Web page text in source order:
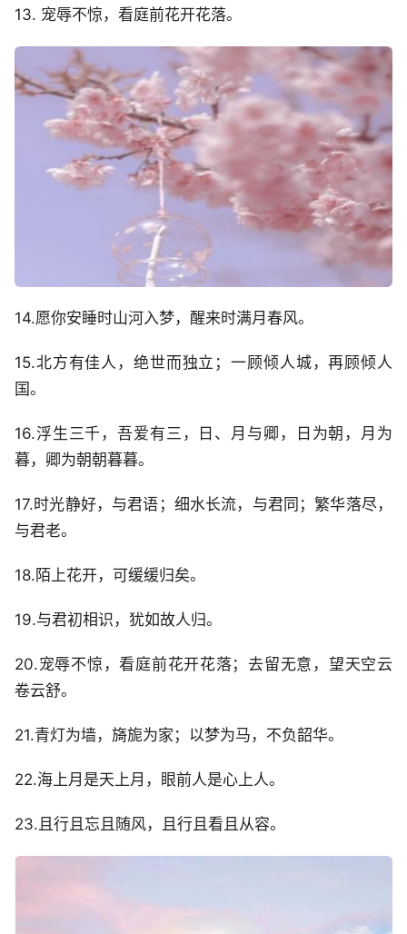
13. 宠辱不惊，看庭前花开花落。
14.愿你安睡时山河入梦，醒来时满月春风。
15.北方有佳人，绝世而独立；一顾倾人城，再顾倾人
国。
16.浮生三千，吾爱有三，日、月与卿，日为朝，月为
暮，卿为朝朝暮暮。
17.时光静好，与君语；细水长流，与君同；繁华落尽，
与君老。
18.陌上花开，可缓缓归矣。
19.与君初相识，犹如故人归。
20.宠辱不惊，看庭前花开花落；去留无意，望天空云
卷云舒。
21.青灯为墙，旖旎为家；以梦为马，不负韶华。
22.海上月是天上月，眼前人是心上人。
23.且行且忘且随风，且行且看且从容。